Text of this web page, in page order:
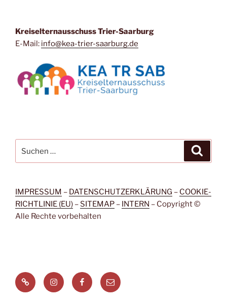
Kreiselternausschuss Trier-Saarburg
E-Mail: info@kea-trier-saarburg.de
nach:
IMPRESSUM – DATENSCHUTZERKLÄRUNG – COOKIE-
RICHTLINIE (EU) – SITEMAP – INTERN – Copyright ©
Alle Rechte vorbehalten
Signal
Messenger
InstagramFacebookMenüeintrag